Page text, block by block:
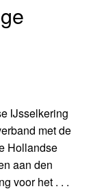
IJsselkering
met de
Hollandse
aan den
voor het . . .